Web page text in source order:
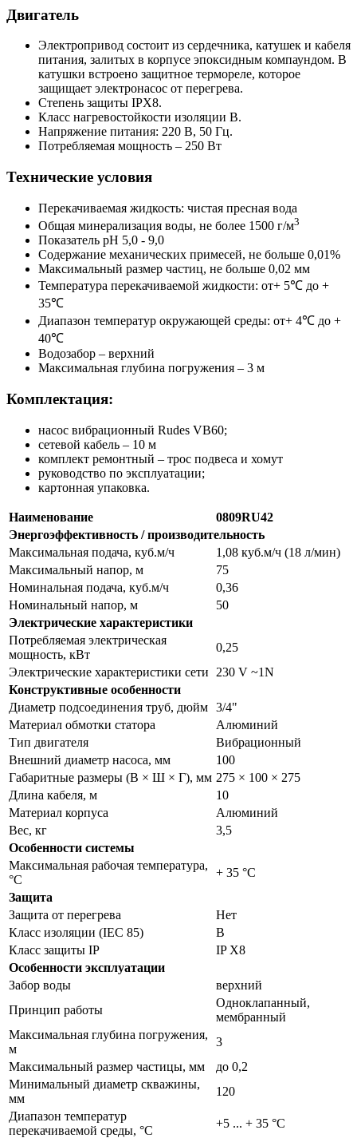
Двигатель
Электропривод состоит из сердечника, катушек и кабеля
питания, залитых в корпусе эпоксидным компаундом. В
катушки встроено защитное термореле, которое
защищает электронасос от перегрева.
Степень защиты IPX8.
Класс нагревостойкости изоляции B.
Напряжение питания: 220 В, 50 Гц.
Потребляемая мощность – 250 Вт
Технические условия
Перекачиваемая жидкость: чистая пресная вода
Общая минерализация воды, не более 1500 г/м3
Показатель рН 5,0 - 9,0
Содержание механических примесей, не больше 0,01%
Максимальный размер частиц, не больше 0,02 мм
Температура перекачиваемой жидкости: от+ 5℃ до +
35℃
Диапазон температур окружающей среды: от+ 4℃ до +
40℃
Водозабор – верхний
Максимальная глубина погружения – 3 м
Комплектация:
насос вибрационный Rudes VB60;
сетевой кабель – 10 м
комплект ремонтный – трос подвеса и хомут
руководство по эксплуатации;
картонная упаковка.
Наименование
0809RU42
Энергоэффективность / производительность
Максимальная подача, куб.м/ч
1,08 куб.м/ч (18 л/мин)
Максимальный напор, м
75
Номинальная подача, куб.м/ч
0,36
Номинальный напор, м
50
Электрические характеристики
Потребляемая электрическая
мощность, кВт
0,25
Электрические характеристики сети
230 V ~1N
Конструктивные особенности
Диаметр подсоединения труб, дюйм 3/4"
Материал обмотки статора
Алюминий
Тип двигателя
Вибрационный
Внешний диаметр насоса, мм
100
Габаритные размеры (В × Ш × Г), мм 275 × 100 × 275
Длина кабеля, м
10
Материал корпуса
Алюминий
Вес, кг
3,5
Особенности системы
Максимальная рабочая температура,
°С
+ 35 °C
Защита
Защита от перегрева
Нет
Класс изоляции (IEC 85)
В
Класс защиты IP
IP Х8
Особенности эксплуатации
Забор воды
верхний
Принцип работы
Одноклапанный,
мембранный
Максимальная глубина погружения,
м
3
Максимальный размер частицы, мм
до 0,2
Минимальный диаметр скважины,
мм
120
Диапазон температур
перекачиваемой среды, °С
+5 ... + 35 °C